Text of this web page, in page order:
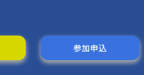
参加申込